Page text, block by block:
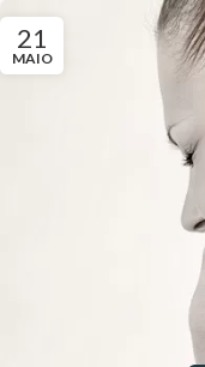
21
MAIO